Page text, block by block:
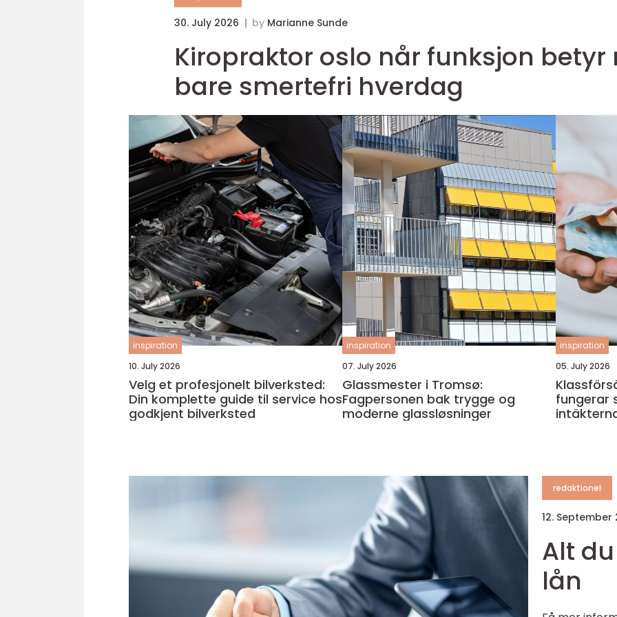
30. July 2026 by Marianne Sunde
Kiropraktor oslo når funksjon betyr mer enn
bare smertefri hverdag
inspiration
10. July 2026
Velg et profesjonelt bilverksted:
Din komplette guide til service hos
godkjent bilverksted
inspiration
07. July 2026
Glassmester i Tromsø:
Fagpersonen bak trygge og
moderne glassløsninger
inspiration
05. July 2026
fungerar så lyckas klassen med
redaktionel
12. September
Alt
lån